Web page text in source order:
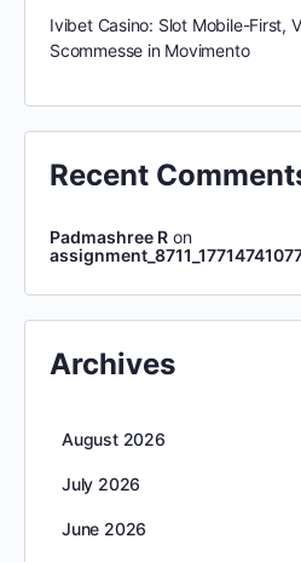
Ivibet Casino: Slot Mobile-First,
Scommesse in Movimento
Recent
Padmashree R on
Archives
August 2026
July 2026
June 2026